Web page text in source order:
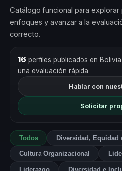
Catálogo funcional para
enfoques y avanzar a la
correcto.
16 perfiles publicados en Bolivia
una evaluación rápida
Hablar con
Solicitar
Todos Diversidad, Equidad
Cultura Organizacional
Liderazgo Diversidad e